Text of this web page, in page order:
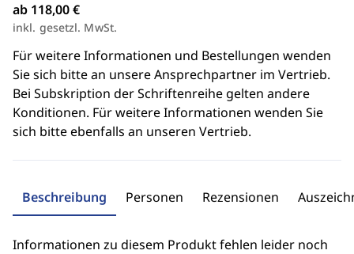
ab 118,00 €
inkl. gesetzl. MwSt.
Für weitere Informationen und Bestellungen wenden
Sie sich bitte an unsere Ansprechpartner im Vertrieb.
Bei Subskription der Schriftenreihe gelten andere
Konditionen. Für weitere Informationen wenden Sie
sich bitte ebenfalls an unseren Vertrieb.
Beschreibung Personen Rezensionen
Informationen zu diesem Produkt fehlen leider noch